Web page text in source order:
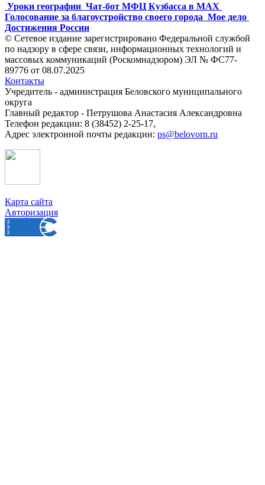
Уроки географии Чат-бот МФЦ Кузбасса в MAX
Голосование за благоустройство своего города Мое дело
Достижения России
© Сетевое издание зарегистрировано Федеральной службой
по надзору в сфере связи, информационных технологий и
массовых коммуникаций (Роскомнадзором) ЭЛ № ФС77-
89776 от 08.07.2025
Контакты
Учредитель - администрация Беловского муниципального
округа
Главный редактор - Петрушова Анастасия Александровна
Телефон редакции: 8 (38452) 2-25-17,
Адрес электронной почты редакции: ps@belovorn.ru
Карта сайта
Авторизация